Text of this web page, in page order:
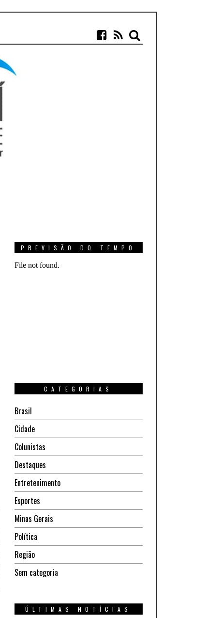
PREVISÃO DO TEMPO
CATEGORIAS
Brasil
Cidade
Colunistas
Destaques
Entretenimento
Esportes
Minas Gerais
Política
Região
Sem categoria
ÚLTIMAS NOTÍCIAS